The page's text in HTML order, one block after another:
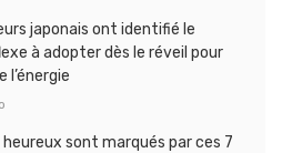
japonais ont identifié le
à adopter dès le réveil pour
l’énergie
heureux sont marqués par ces 7